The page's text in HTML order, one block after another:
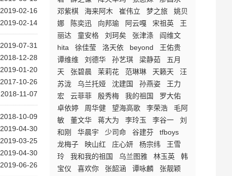
邓紫棋
海来阿木 崔伟立 梦之旅
姚贝
娜
陈奕迅 向邦瑜 阿云嘎 宋祖英
王
丽达
童安格 刘珂矣 张津涤
阎维文
hita
徐佳莹 洛天依 beyond
王佑贵
谭维维
刘德华 孙艺琪 梁静茹
五月
天
张碧晨 茉莉花 范琳琳 天籁天
汪
苏泷
乌兰托娅 沈建国 孙燕姿
王力
宏
云菲菲 殷秀梅 我的祖国
罗大佑
卓依婷
周华健 望海高歌 李荣浩
毛阿
敏
董文华 蒋大为 李玲玉 李谷一
刘
和刚
华晨宇 少司命 谷建芬
tfboys
龙梅子
映山红 庄心妍 杨宗纬
王雪
玲
我和我的祖国 乌兰图雅 林玉英
韩
宝仪
喜欢你 张韶涵 谭咏麟
张靓颖
2019-02-16
2019-02-14
2019-07-31
2018-12-28
2019-01-20
2017-10-26
2018-11-07
2018-10-09
2019-04-30
2019-03-25
2019-04-30
2019-06-26